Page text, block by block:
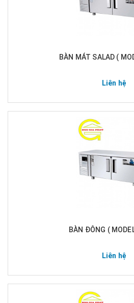
BÀN MÁT SALAD (
Liên hệ
BÀN ĐÔNG (
Liên hệ